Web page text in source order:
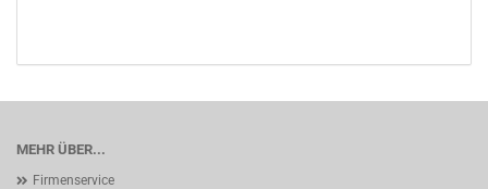
MEHR ÜBER...
Firmenservice